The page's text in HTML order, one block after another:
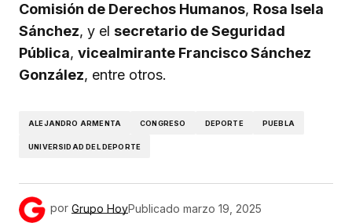
Comisión de Derechos Humanos, Rosa Isela
Sánchez, y el secretario de Seguridad
Pública, vicealmirante Francisco Sánchez
González, entre otros.
ALEJANDRO ARMENTA CONGRESO DEPORTE PUEBLA
UNIVERSIDAD DEL DEPORTE
por Grupo HoyPublicado marzo 19, 2025